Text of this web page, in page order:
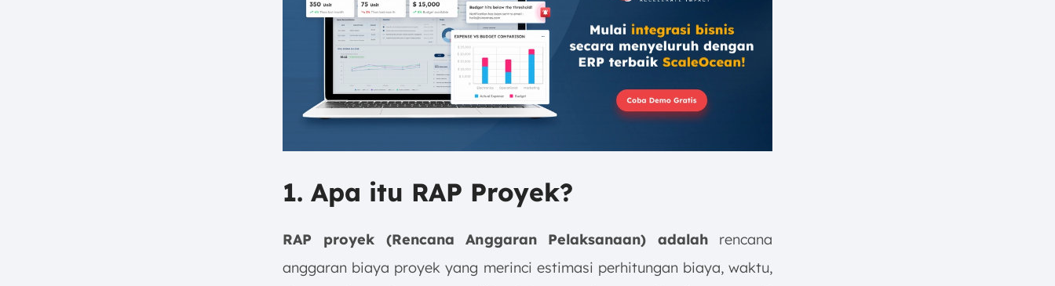
1. Apa itu RAP Proyek?
RAP proyek (Rencana Anggaran Pelaksanaan) adalah rencana
anggaran biaya proyek yang merinci estimasi perhitungan biaya, waktu,